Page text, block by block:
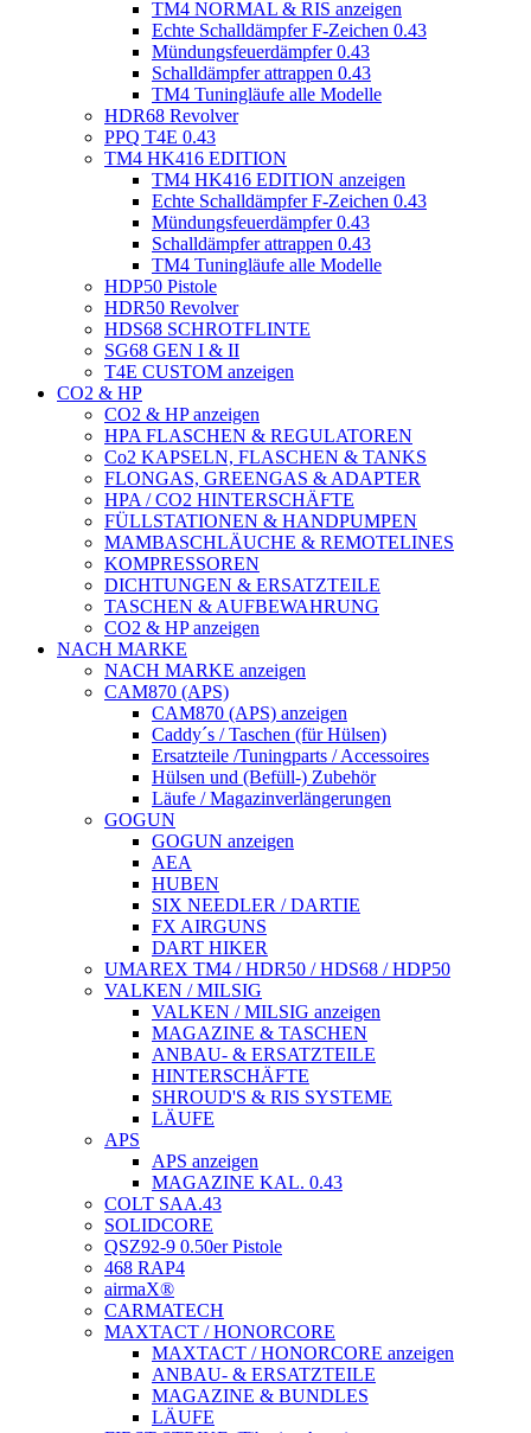
TM4 NORMAL & RIS anzeigen
Echte Schalldämpfer F-Zeichen 0.43
Mündungsfeuerdämpfer 0.43
Schalldämpfer attrappen 0.43
TM4 Tuningläufe alle Modelle
HDR68 Revolver
PPQ T4E 0.43
TM4 HK416 EDITION
TM4 HK416 EDITION anzeigen
Echte Schalldämpfer F-Zeichen 0.43
Mündungsfeuerdämpfer 0.43
Schalldämpfer attrappen 0.43
TM4 Tuningläufe alle Modelle
HDP50 Pistole
HDR50 Revolver
HDS68 SCHROTFLINTE
SG68 GEN I & II
T4E CUSTOM anzeigen
CO2 & HP
CO2 & HP anzeigen
HPA FLASCHEN & REGULATOREN
Co2 KAPSELN, FLASCHEN & TANKS
FLONGAS, GREENGAS & ADAPTER
HPA / CO2 HINTERSCHÄFTE
FÜLLSTATIONEN & HANDPUMPEN
MAMBASCHLÄUCHE & REMOTELINES
KOMPRESSOREN
DICHTUNGEN & ERSATZTEILE
TASCHEN & AUFBEWAHRUNG
CO2 & HP anzeigen
NACH MARKE
NACH MARKE anzeigen
CAM870 (APS)
CAM870 (APS) anzeigen
Caddy´s / Taschen (für Hülsen)
Ersatzteile /Tuningparts / Accessoires
Hülsen und (Befüll-) Zubehör
Läufe / Magazinverlängerungen
GOGUN
GOGUN anzeigen
AEA
HUBEN
SIX NEEDLER / DARTIE
FX AIRGUNS
DART HIKER
UMAREX TM4 / HDR50 / HDS68 / HDP50
VALKEN / MILSIG
VALKEN / MILSIG anzeigen
MAGAZINE & TASCHEN
ANBAU- & ERSATZTEILE
HINTERSCHÄFTE
SHROUD'S & RIS SYSTEME
LÄUFE
APS
APS anzeigen
MAGAZINE KAL. 0.43
COLT SAA.43
SOLIDCORE
QSZ92-9 0.50er Pistole
468 RAP4
airmaX®
CARMATECH
MAXTACT / HONORCORE
MAXTACT / HONORCORE anzeigen
ANBAU- & ERSATZTEILE
MAGAZINE & BUNDLES
LÄUFE